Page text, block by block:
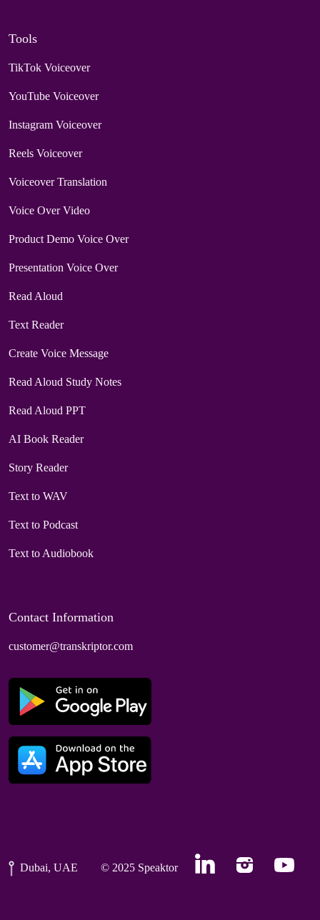
Tools
TikTok Voiceover
YouTube Voiceover
Instagram Voiceover
Reels Voiceover
Voiceover Translation
Voice Over Video
Product Demo Voice Over
Presentation Voice Over
Read Aloud
Text Reader
Create Voice Message
Read Aloud Study Notes
Read Aloud PPT
AI Book Reader
Story Reader
Text to WAV
Text to Podcast
Text to Audiobook
Contact Information
customer@transkriptor.com
Dubai, UAE © 2025 Speaktor